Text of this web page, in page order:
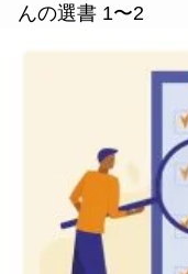
んの選書 1〜2